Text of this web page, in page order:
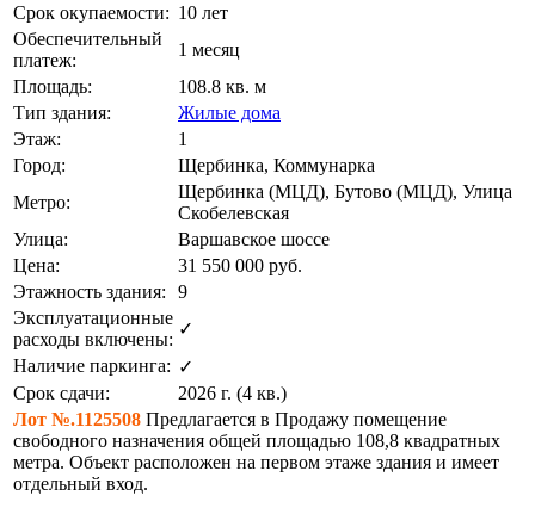
Срок окупаемости: 10 лет
Обеспечительный
платеж:
1 месяц
Площадь:
108.8 кв. м
Тип здания:
Жилые дома
Этаж:
1
Город:
Щербинка, Коммунарка
Метро:
Щербинка (МЦД), Бутово (МЦД), Улица
Скобелевская
Улица:
Варшавское шоссе
Цена:
31 550 000 руб.
Этажность здания:
9
Эксплуатационные
расходы включены:
✓
Наличие паркинга: ✓
Срок сдачи:
2026 г. (4 кв.)
Лот №.1125508 Предлагается в Продажу помещение
свободного назначения общей площадью 108,8 квадратных
метра. Объект расположен на первом этаже здания и имеет
отдельный вход.